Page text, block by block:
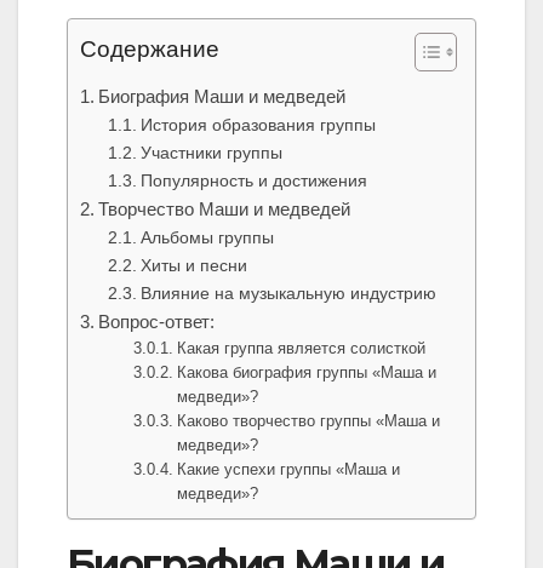
Содержание
Биография Маши и медведей
История образования группы
Участники группы
Популярность и достижения
Творчество Маши и медведей
Альбомы группы
Хиты и песни
Влияние на музыкальную индустрию
Вопрос-ответ:
Какая группа является солисткой
Какова биография группы «Маша и
медведи»?
Каково творчество группы «Маша и
медведи»?
Какие успехи группы «Маша и
медведи»?